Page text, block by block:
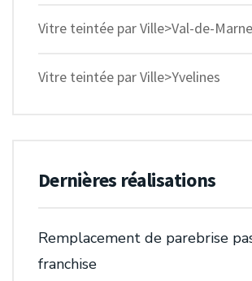
Vitre teintée par Ville>Val-de-Marne
Vitre teintée par Ville>Yvelines
Dernières réalisations
Remplacement de parebrise
franchise